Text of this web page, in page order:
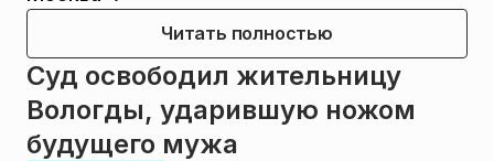
Читать полностью
Суд освободил жительницу
Вологды, ударившую ножом
будущего мужа